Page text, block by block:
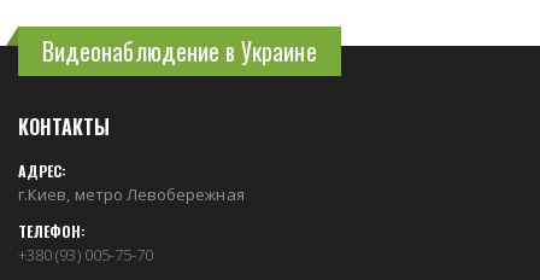
Видеонаблюдение в Украине
КОНТАКТЫ
АДРЕС:
г.Киев, метро Левобережная
ТЕЛЕФОН:
+380 (93) 005-75-70